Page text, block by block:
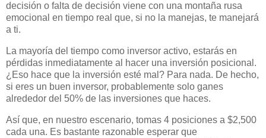
decisión o falta de decisión viene con una montaña rusa
emocional en tiempo real que, si no la manejas, te manejará
a ti.
La mayoría del tiempo como inversor activo, estarás en
pérdidas inmediatamente al hacer una inversión posicional.
¿Eso hace que la inversión esté mal? Para nada. De hecho,
si eres un buen inversor, probablemente solo ganes
alrededor del 50% de las inversiones que haces.
Así que, en nuestro escenario, tomas 4 posiciones a $2,500
cada una. Es bastante razonable esperar que